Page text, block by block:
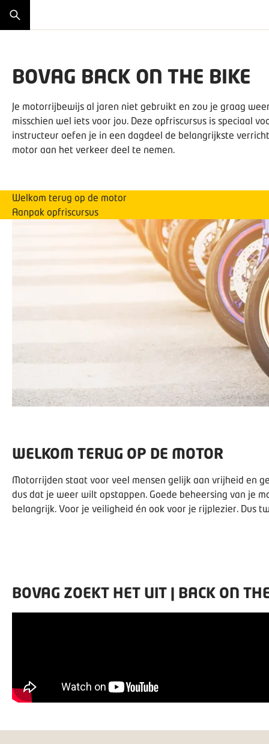
BOVAG BACK ON THE BIKE
Je motorrijbewijs al jaren niet gebruikt en zou je graag
misschien wel iets voor jou. Deze opfriscursus is speciaal
instructeur oefen je in een dagdeel de belangrijkste
motor aan het verkeer deel te nemen.
Welkom terug op de motor
Aanpak opfriscursus
WELKOM TERUG OP DE MOTOR
Motorrijden staat voor veel mensen gelijk aan vrijheid en
dus dat je weer wilt opstappen. Goede beheersing van je
belangrijk. Voor je veiligheid én ook voor je rijplezier. Dus
BOVAG ZOEKT HET UIT | BACK ON